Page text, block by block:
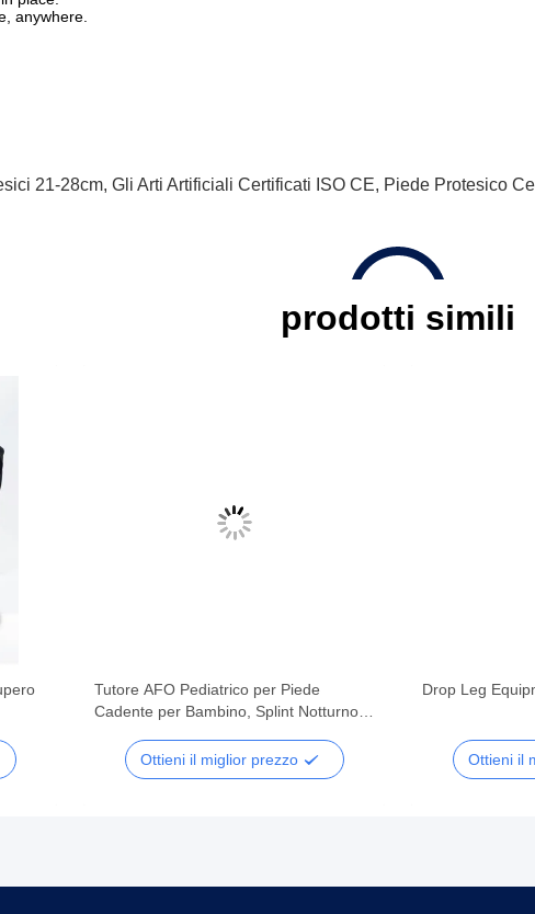
anywhere.
21-28cm, Gli Arti Artificiali Certificati ISO CE, Piede Protesico
prodotti simili
Tutore AFO Pediatrico per Piede
Cadente per Bambino, Splint Notturno
Post-Chirurgico per Distorsione della
Caviglia
Ottieni il miglior prezzo
Drop Leg
Ottieni il